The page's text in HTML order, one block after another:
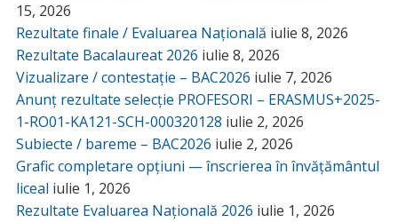
15, 2026
Rezultate finale / Evaluarea Națională iulie 8, 2026
Rezultate Bacalaureat 2026 iulie 8, 2026
Vizualizare / contestație – BAC2026 iulie 7, 2026
Anunț rezultate selecție PROFESORI – ERASMUS+2025-
1-RO01-KA121-SCH-000320128 iulie 2, 2026
Subiecte / bareme – BAC2026 iulie 2, 2026
Grafic completare opțiuni — înscrierea în învățământul
liceal iulie 1, 2026
Rezultate Evaluarea Națională 2026 iulie 1, 2026